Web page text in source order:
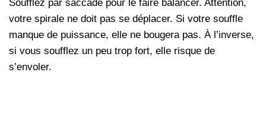
Soufflez par saccade pour le faire balancer. Attention,
votre spirale ne doit pas se déplacer. Si votre souffle
manque de puissance, elle ne bougera pas. À l’inverse,
si vous soufflez un peu trop fort, elle risque de
s’envoler.